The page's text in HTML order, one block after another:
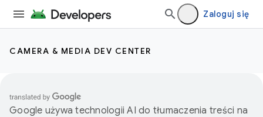
Zaloguj się
CAMERA & MEDIA DEV CENTER
Google używa technologii AI do tłumaczenia treści na